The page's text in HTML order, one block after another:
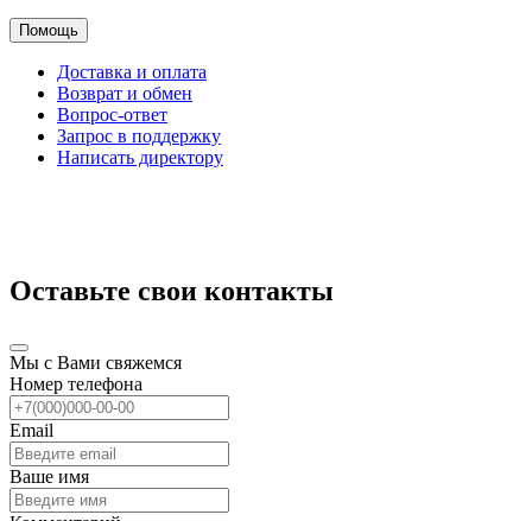
Помощь
Доставка и оплата
Возврат и обмен
Вопрос-ответ
Запрос в поддержку
Написать директору
Оставьте свои контакты
Мы с Вами свяжемся
Номер телефона
Email
Ваше имя